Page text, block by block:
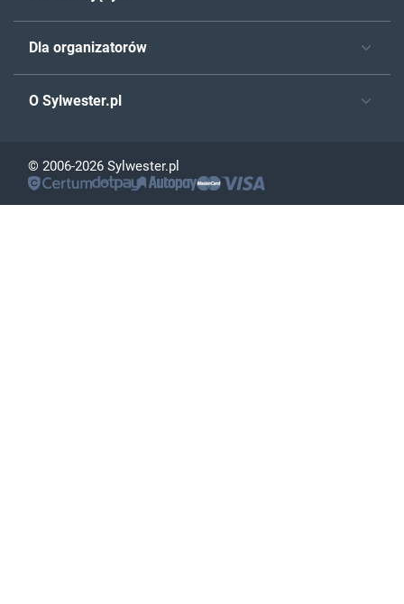
Dla organizatorów
O Sylwester.pl
© 2006-2026 Sylwester.pl